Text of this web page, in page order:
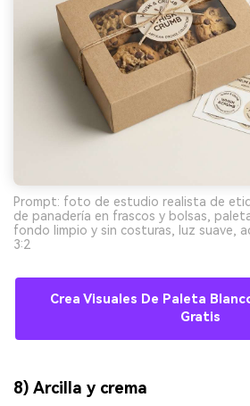
Prompt: foto de estudio realista de
de panadería en frascos y bolsas,
fondo limpio y sin costuras, luz suave,
3:2
Crea Visuales De Paleta
Gratis
8) Arcilla y crema